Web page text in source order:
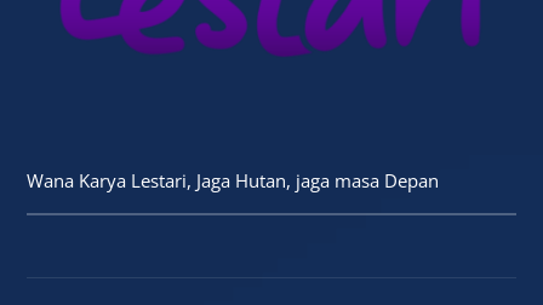
Wana Karya Lestari, Jaga Hutan, jaga masa Depan